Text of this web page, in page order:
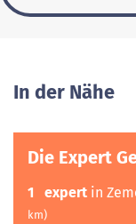
In der Nähe
Die Expert
1 expert in
km)